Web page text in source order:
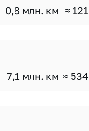
0,8 млн. км ≈
7,1 млн. км ≈